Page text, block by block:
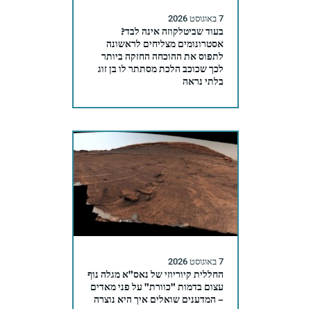
7 באוגוסט 2026
בעוד שביטלקוזה אינה לבד?
אסטרונומים מצליחים לראשונה
לתפוס את ההוכחה החזקה ביותר
לכך שכוכב הלכת מסתתר לו בן זוג
בלתי נראה
7 באוגוסט 2026
החללית קיוריוזי של נאס"א מגלה נוף
עצום בדמות "כוורת" על פני מאדים
– המדענים שואלים איך היא נוצרה